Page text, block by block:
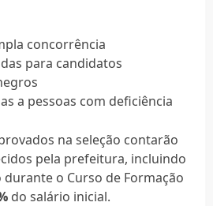
concorrência
para candidatos
a pessoas com deficiência
na seleção contarão
pela prefeitura, incluindo
o Curso de Formação
do salário inicial.